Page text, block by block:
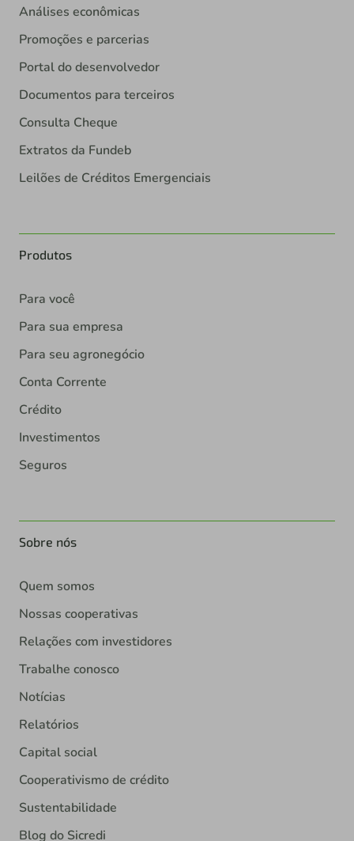
Análises econômicas
Promoções e parcerias
Portal do desenvolvedor
Documentos para terceiros
Consulta Cheque
Extratos da Fundeb
Leilões de Créditos Emergenciais
Produtos
Para você
Para sua empresa
Para seu agronegócio
Conta Corrente
Crédito
Investimentos
Seguros
Sobre nós
Quem somos
Nossas cooperativas
Relações com investidores
Trabalhe conosco
Notícias
Relatórios
Capital social
Cooperativismo de crédito
Sustentabilidade
Blog do Sicredi